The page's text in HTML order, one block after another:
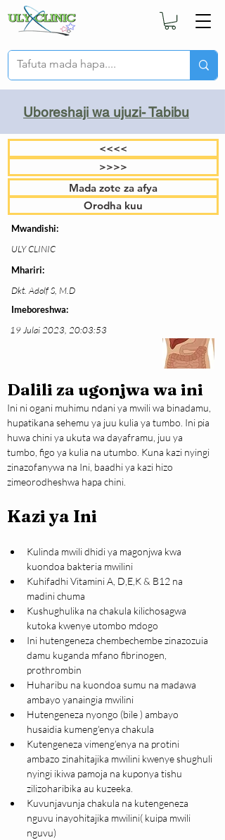
Uboreshaji wa ujuzi- Tabibu
<<<<
>>>>
Mada zote za afya
Orodha kuu
Mwandishi:
ULY CLINIC
Mhariri:
Dkt. Adolf S, M.D
Imeboreshwa:
19 Julai 2023, 20:03:53
Dalili za ugonjwa wa ini
Ini ni ogani muhimu ndani ya mwili wa binadamu,
hupatikana sehemu ya juu kulia ya tumbo. Ini pia
huwa chini ya ukuta wa dayaframu, juu ya
tumbo, figo ya kulia na utumbo. Kuna kazi nyingi
zinazofanywa na Ini, baadhi ya kazi hizo
zimeorodheshwa hapa chini.
Kazi ya Ini
Kulinda mwili dhidi ya magonjwa kwa
kuondoa bakteria mwilini
Kuhifadhi Vitamini A, D,E,K & B12 na
madini chuma
Kushughulika na chakula kilichosagwa
kutoka kwenye utombo mdogo
Ini hutengeneza chembechembe zinazozuia
damu kuganda mfano fibrinogen,
prothrombin
Huharibu na kuondoa sumu na madawa
ambayo yanaingia mwilini
Hutengeneza nyongo (bile ) ambayo
husaidia kumeng'enya chakula
Kutengeneza vimeng’enya na protini
ambazo zinahitajika mwilini kwenye shughuli
nyingi ikiwa pamoja na kuponya tishu
zilizoharibika au kuzeeka.
Kuvunjavunja chakula na kutengeneza
nguvu inayohitajika mwilini( kuipa mwili
nguvu)